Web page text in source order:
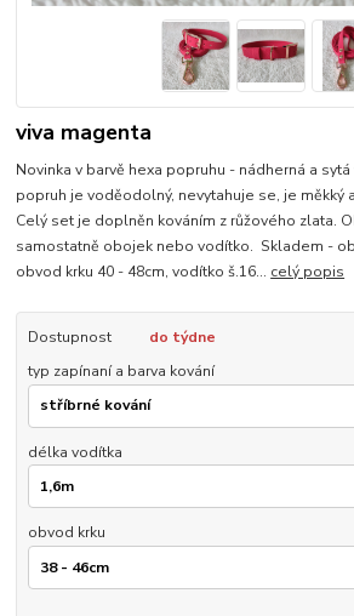
viva magenta
Novinka v barvě hexa popruhu - nádherná a
popruh je voděodolný, nevytahuje se, je měkký
Celý set je doplněn kováním z růžového zlata.
samostatně obojek nebo vodítko. Skladem -
obvod krku 40 - 48cm, vodítko š.16... celý popis
Dostupnost
do týdne
typ zapínaní a barva kování
délka vodítka
obvod krku